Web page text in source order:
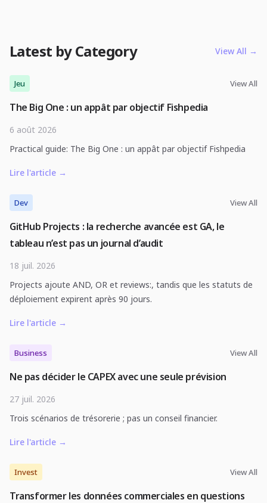
Latest by Category View All →
Jeu View All
The Big One : un appât par objectif Fishpedia
6 août 2026
Practical guide: The Big One : un appât par objectif Fishpedia
Lire l'article →
Dev View All
GitHub Projects : la recherche avancée est GA, le
tableau n’est pas un journal d’audit
18 juil. 2026
Projects ajoute AND, OR et reviews:, tandis que les statuts de
déploiement expirent après 90 jours.
Lire l'article →
Business View All
Ne pas décider le CAPEX avec une seule prévision
27 juil. 2026
Trois scénarios de trésorerie ; pas un conseil financier.
Lire l'article →
Invest View All
Transformer les données commerciales en questions